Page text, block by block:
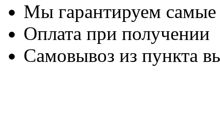
Мы гарантируем
Оплата при получении
Самовывоз из пункта